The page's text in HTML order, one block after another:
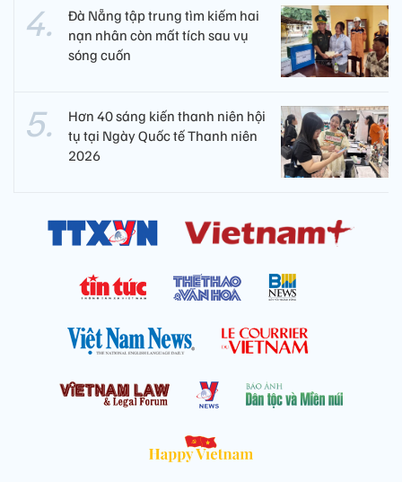
Đà Nẵng tập trung tìm kiếm hai
nạn nhân còn mất tích sau vụ
sóng cuốn
Hơn 40 sáng kiến thanh niên hội
tụ tại Ngày Quốc tế Thanh niên
2026